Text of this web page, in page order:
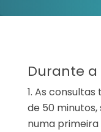
Durante a
As consultas
de 50
numa